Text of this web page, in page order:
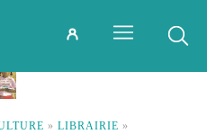
» LIBRAIRIE »